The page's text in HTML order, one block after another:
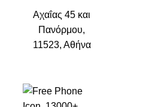
Αχαΐας 45 και
Πανόρμου,
11523, Αθήνα